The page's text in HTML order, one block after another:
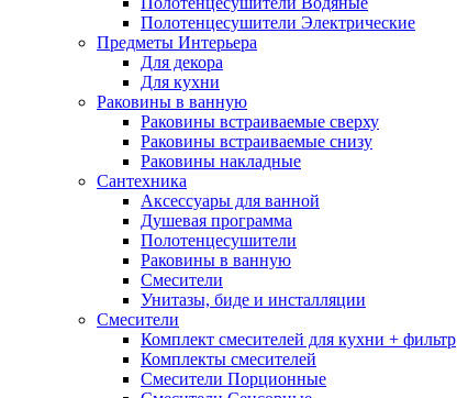
Полотенцесушители Электрические
Предметы Интерьера
Для декора
Для кухни
Раковины в ванную
Раковины встраиваемые сверху
Раковины встраиваемые снизу
Раковины накладные
Сантехника
Аксессуары для ванной
Душевая программа
Полотенцесушители
Раковины в ванную
Смесители
Унитазы, биде и инсталляции
Смесители
Комплект смесителей для кухни + фильтр
Комплекты смесителей
Смесители Порционные